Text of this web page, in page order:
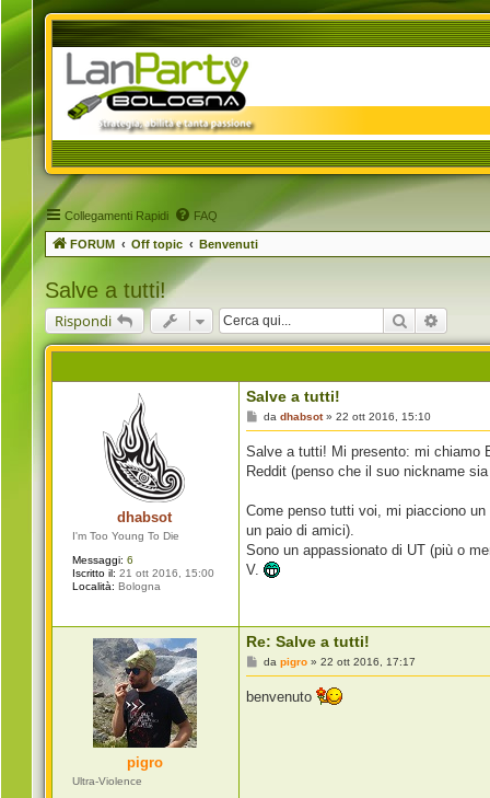
Collegamenti Rapidi FAQ
FORUM Off topic Benvenuti
Salve a tutti!
Rispondi Cerca
dhabsot
I'm Too Young To Die
Messaggi: 6
Iscritto il: 21 ott 2016, 15:00
Località: Bologna
Salve a tutti!
M
e
s
a
i
dadhabsot»22 ott 2016, 15:10
Salve a tutti! Mi presento: mi chiamo
Reddit (penso che il suo nickname
Come penso tutti voi, mi piacciono
un paio di amici).
Sono un appassionato di UT (più o
V.
pigro
Ultra-Violence
Re: Salve a tutti!
M
e
s
dapigro »22 ott 2016, 17:17
benvenuto